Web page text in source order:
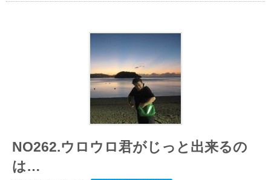
NO262.ウロウロ君がじっと出来るの
は…